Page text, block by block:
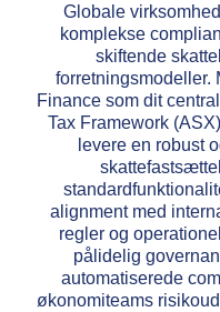
Globale
komplekse
skiftende
forretningsmodeller.
Finance som dit
Tax Framework
levere en robust
alignment med
regler og
pålidelig
automatiserede
økonomiteams